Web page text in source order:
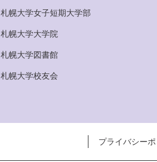
札幌大学女子短期大学部
札幌大学大学院
札幌大学図書館
札幌大学校友会
プライバシー